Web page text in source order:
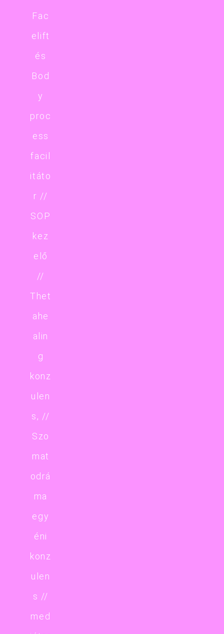
Fac
elift
és
Bod
y
proc
ess
facil
itáto
r //
SOP
kez
elő
//
Thet
ahe
alin
g
konz
ulen
s, //
Szo
mat
odrá
ma
egy
éni
konz
ulen
s //
med